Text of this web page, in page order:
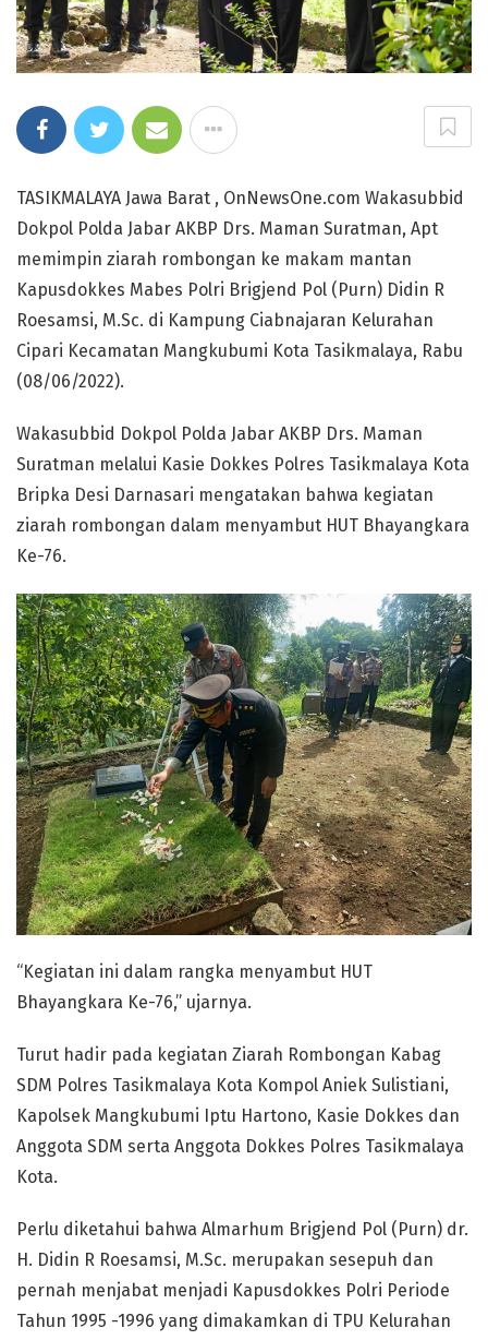
TASIKMALAYA Jawa Barat , OnNewsOne.com Wakasubbid
Dokpol Polda Jabar AKBP Drs. Maman Suratman, Apt
memimpin ziarah rombongan ke makam mantan
Kapusdokkes Mabes Polri Brigjend Pol (Purn) Didin R
Roesamsi, M.Sc. di Kampung Ciabnajaran Kelurahan
Cipari Kecamatan Mangkubumi Kota Tasikmalaya, Rabu
(08/06/2022).
Wakasubbid Dokpol Polda Jabar AKBP Drs. Maman
Suratman melalui Kasie Dokkes Polres Tasikmalaya Kota
Bripka Desi Darnasari mengatakan bahwa kegiatan
ziarah rombongan dalam menyambut HUT Bhayangkara
Ke-76.
“Kegiatan ini dalam rangka menyambut HUT
Bhayangkara Ke-76,” ujarnya.
Turut hadir pada kegiatan Ziarah Rombongan Kabag
SDM Polres Tasikmalaya Kota Kompol Aniek Sulistiani,
Kapolsek Mangkubumi Iptu Hartono, Kasie Dokkes dan
Anggota SDM serta Anggota Dokkes Polres Tasikmalaya
Kota.
Perlu diketahui bahwa Almarhum Brigjend Pol (Purn) dr.
H. Didin R Roesamsi, M.Sc. merupakan sesepuh dan
pernah menjabat menjadi Kapusdokkes Polri Periode
Tahun 1995 -1996 yang dimakamkan di TPU Kelurahan